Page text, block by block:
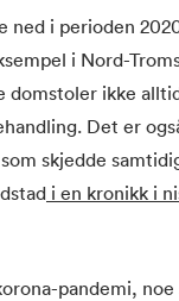
i perioden
i Nord-
domstoler ikke
Det er
skjedde
i en kronikk i
pandemi, noe